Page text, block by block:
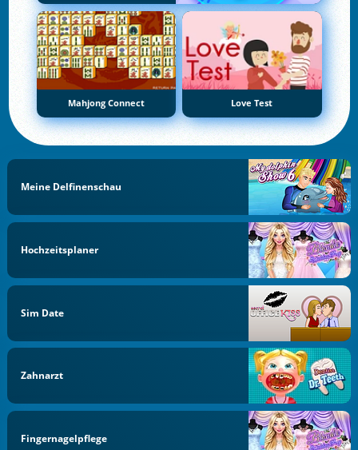
Mahjong Connect Love Test
Meine Delfinenschau
Hochzeitsplaner
Sim Date
Zahnarzt
Fingernagelpflege